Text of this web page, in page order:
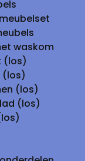
waskom
(los)
(los)
(los)
(los)